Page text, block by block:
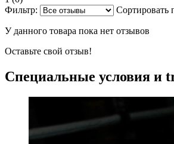
Фильтр:
Сортировать
У данного товара пока нет отзывов
Оставьте свой отзыв!
Специальные условия и